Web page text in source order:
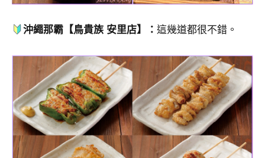
沖繩那霸【鳥貴族 安里店】：這幾道都很不錯。